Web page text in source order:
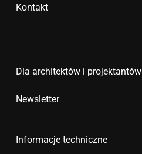
Kontakt
Dla architektów i projektantów
Newsletter
Informacje techniczne